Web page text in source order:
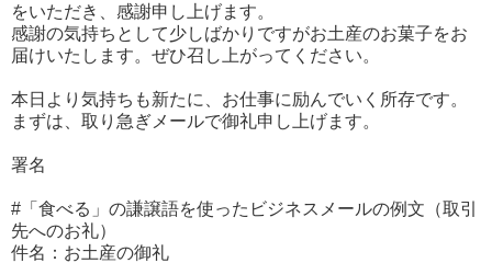
をいただき、感謝申し上げます。
感謝の気持ちとして少しばかりですがお土産のお菓子をお
届けいたします。ぜひ召し上がってください。
本日より気持ちも新たに、お仕事に励んでいく所存です。
まずは、取り急ぎメールで御礼申し上げます。
署名
#「食べる」の謙譲語を使ったビジネスメールの例文（取引
先へのお礼）
件名：お土産の御礼